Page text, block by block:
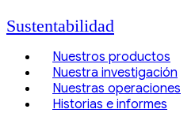
Sustentabilidad
Nuestros productos
Nuestra investigación
Nuestras operaciones
Historias e informes